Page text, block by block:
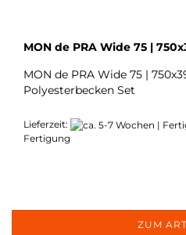
MON de PRA Wide 75 |
MON de PRA Wide 75 |
Polyesterbecken Set
Lieferzeit:
Fertigung
ZUM